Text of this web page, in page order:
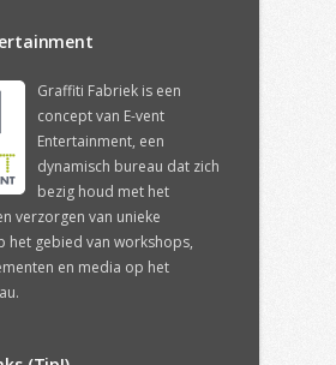
Graffiti Fabriek is een
concept van E-vent
Entertainment, een
dynamisch bureau dat zich
bezig houd met het
verzorgen van unieke
het gebied van workshops,
en media op het